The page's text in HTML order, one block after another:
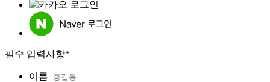
필수 입력사항*
이름